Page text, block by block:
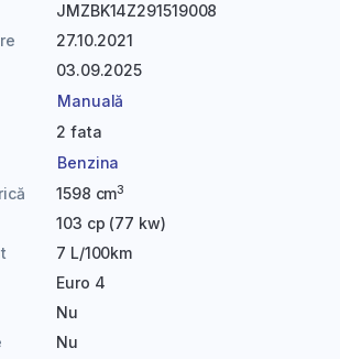
JMZBK14Z291519008
27.10.2021
03.09.2025
Manuală
2 fata
Benzina
1598 cm3
103 cp (77 kw)
7 L/100km
Euro 4
Nu
Nu